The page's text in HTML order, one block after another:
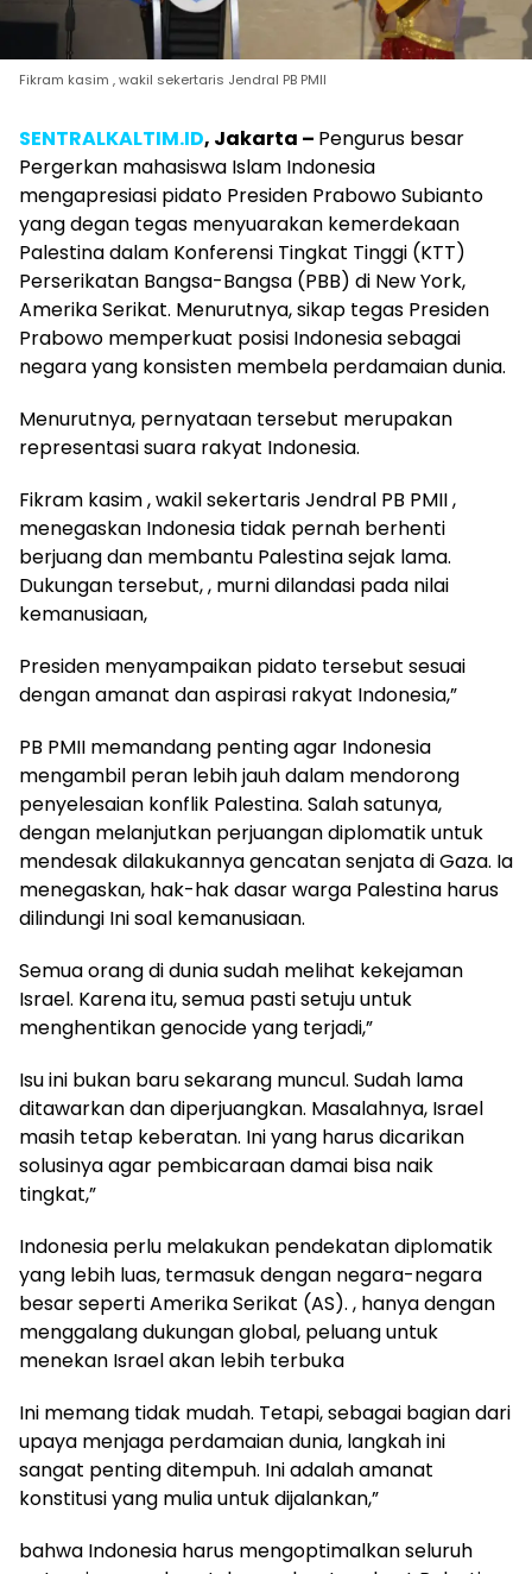
Fikram kasim , wakil sekertaris Jendral PB PMII
SENTRALKALTIM.ID, Jakarta – Pengurus besar
Pergerkan mahasiswa Islam Indonesia
mengapresiasi pidato Presiden Prabowo Subianto
yang degan tegas menyuarakan kemerdekaan
Palestina dalam Konferensi Tingkat Tinggi (KTT)
Perserikatan Bangsa-Bangsa (PBB) di New York,
Amerika Serikat. Menurutnya, sikap tegas Presiden
Prabowo memperkuat posisi Indonesia sebagai
negara yang konsisten membela perdamaian dunia.
Menurutnya, pernyataan tersebut merupakan
representasi suara rakyat Indonesia.
Fikram kasim , wakil sekertaris Jendral PB PMII ,
menegaskan Indonesia tidak pernah berhenti
berjuang dan membantu Palestina sejak lama.
Dukungan tersebut, , murni dilandasi pada nilai
kemanusiaan,
Presiden menyampaikan pidato tersebut sesuai
dengan amanat dan aspirasi rakyat Indonesia,”
PB PMII memandang penting agar Indonesia
mengambil peran lebih jauh dalam mendorong
penyelesaian konflik Palestina. Salah satunya,
dengan melanjutkan perjuangan diplomatik untuk
mendesak dilakukannya gencatan senjata di Gaza. Ia
menegaskan, hak-hak dasar warga Palestina harus
dilindungi Ini soal kemanusiaan.
Semua orang di dunia sudah melihat kekejaman
Israel. Karena itu, semua pasti setuju untuk
menghentikan genocide yang terjadi,”
Isu ini bukan baru sekarang muncul. Sudah lama
ditawarkan dan diperjuangkan. Masalahnya, Israel
masih tetap keberatan. Ini yang harus dicarikan
solusinya agar pembicaraan damai bisa naik
tingkat,”
Indonesia perlu melakukan pendekatan diplomatik
yang lebih luas, termasuk dengan negara-negara
besar seperti Amerika Serikat (AS). , hanya dengan
menggalang dukungan global, peluang untuk
menekan Israel akan lebih terbuka
Ini memang tidak mudah. Tetapi, sebagai bagian dari
upaya menjaga perdamaian dunia, langkah ini
sangat penting ditempuh. Ini adalah amanat
konstitusi yang mulia untuk dijalankan,”
bahwa Indonesia harus mengoptimalkan seluruh